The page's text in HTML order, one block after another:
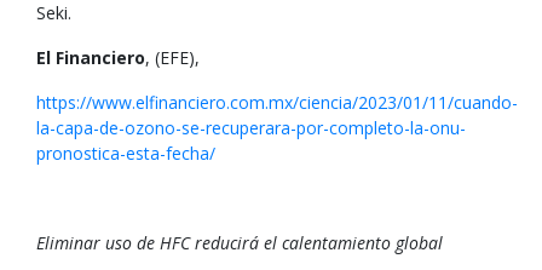
Seki.
El Financiero, (EFE),
https://www.elfinanciero.com.mx/ciencia/2023/01/11/cuando-
la-capa-de-ozono-se-recuperara-por-completo-la-onu-
pronostica-esta-fecha/
Eliminar uso de HFC reducirá el calentamiento global